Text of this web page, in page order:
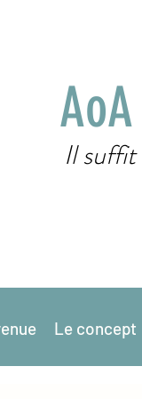
AoA
Il
Le concept